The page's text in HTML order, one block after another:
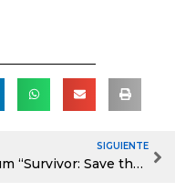
SIGUIENTE
Forum “Survivor: Save the Species” con estudiantes B1 y B2